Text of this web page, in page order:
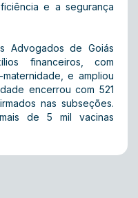
e a segurança
Advogados de Goiás
financeiros, com
e ampliou
encerrou com 521
nas subseções.
de 5 mil vacinas